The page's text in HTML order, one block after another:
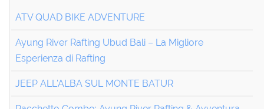
ATV QUAD BIKE ADVENTURE
Ayung River Rafting Ubud Bali – La Migliore
Esperienza di Rafting
JEEP ALL'ALBA SUL MONTE BATUR